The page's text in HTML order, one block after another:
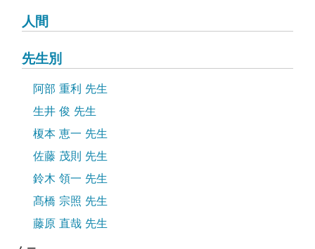
人間
先生別
阿部 重利 先生
生井 俊 先生
榎本 恵一 先生
佐藤 茂則 先生
鈴木 領一 先生
髙橋 宗照 先生
藤原 直哉 先生